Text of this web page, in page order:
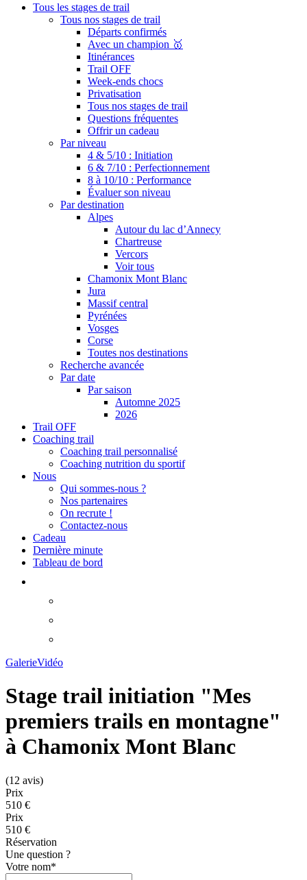
Tous les stages de trail
Tous nos stages de trail
Départs confirmés
Avec un champion 🥇
Itinérances
Trail OFF
Week-ends chocs
Privatisation
Tous nos stages de trail
Questions fréquentes
Offrir un cadeau
Par niveau
4 & 5/10 : Initiation
6 & 7/10 : Perfectionnement
8 à 10/10 : Performance
Évaluer son niveau
Par destination
Alpes
Autour du lac d’Annecy
Chartreuse
Vercors
Voir tous
Chamonix Mont Blanc
Jura
Massif central
Pyrénées
Vosges
Corse
Toutes nos destinations
Recherche avancée
Par date
Par saison
Automne 2025
2026
Trail OFF
Coaching trail
Coaching trail personnalisé
Coaching nutrition du sportif
Nous
Qui sommes-nous ?
Nos partenaires
On recrute !
Contactez-nous
Cadeau
Dernière minute
Tableau de bord
GalerieVidéo
Stage trail initiation "Mes
premiers trails en montagne"
à Chamonix Mont Blanc
(12 avis)
Prix
510 €
Prix
510 €
Réservation
Une question ?
Votre nom*